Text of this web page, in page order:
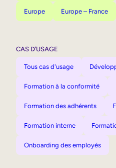
Europe Europe – France
CAS D’USAGE
Tous cas d'usage
Formation à la conformité
Formation des adhérents
Formation interne
Onboarding des employés